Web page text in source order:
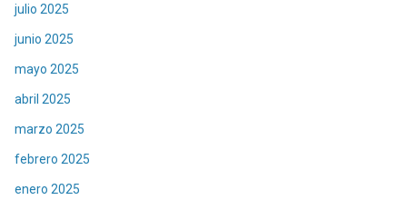
julio 2025
junio 2025
mayo 2025
abril 2025
marzo 2025
febrero 2025
enero 2025